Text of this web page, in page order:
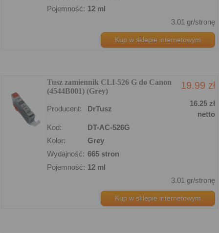
Pojemność: 12 ml
3.01 gr/stronę
Kup w sklepie internetowym
Tusz zamiennik CLI-526 G do Canon
(4544B001) (Grey)
19.99 zł
Producent: DrTusz
16.25 zł
netto
Kod:
DT-AC-526G
Kolor:
Grey
Wydajność: 665 stron
Pojemność: 12 ml
3.01 gr/stronę
Kup w sklepie internetowym